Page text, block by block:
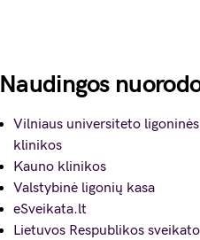
Naudingos
Vilniaus universiteto
klinikos
Kauno klinikos
Valstybinė ligonių kasa
eSveikata.lt
Lietuvos Respublikos